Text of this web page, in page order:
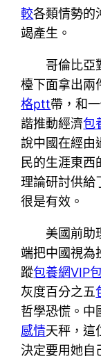
較各類情勢的
竭產生。
哥倫比亞
檯下面拿出兩
格ptt帶，和
諧推動經濟包
說中國在經由
民的生涯東
理論研討供給
很是有效。
美國前助
端把中國視為
蹤包養網VIP
灰度百分之五
哲學恐慌。中
感情天秤，這
決定要用她自